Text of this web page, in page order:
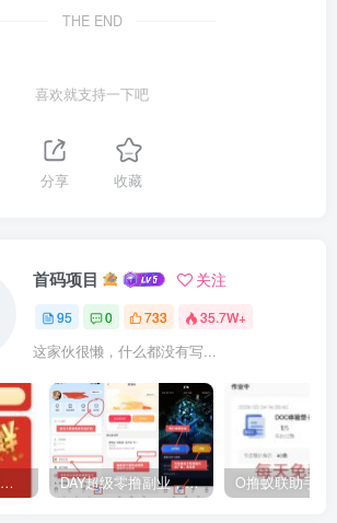
THE END
喜欢就支持一下吧
分享 收藏
首码项目 关注
95 0 733 35.7W+
这家伙很懒，什么都没有写...
满10元提，刚出的圆梦新时代。 DAY超级零撸副业，走过路过别错过，保底收益高，每天都润米！